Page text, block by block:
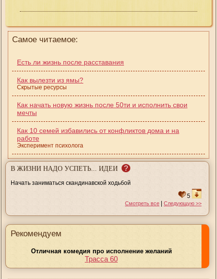
Самое читаемое:
Есть ли жизнь после расставания
Как вылезти из ямы?
Скрытые ресурсы
Как начать новую жизнь после 50ти и исполнить свои
мечты
Как 10 семей избавились от конфликтов дома и на
работе
Эксперимент психолога
В ЖИЗНИ НАДО УСПЕТЬ... ИДЕИ ?
Начать заниматься скандинавской ходьбой
5
Смотреть все | Следующую >>
Рекомендуем
Отличная комедия про исполнение желаний
Трасса 60